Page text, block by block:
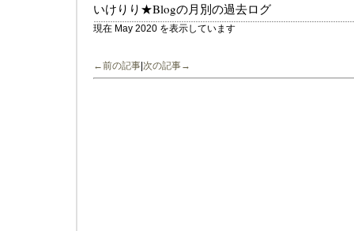
いけりり★Blogの月別の過去ログ
現在 May 2020 を表示しています
←前の記事 次の記事→